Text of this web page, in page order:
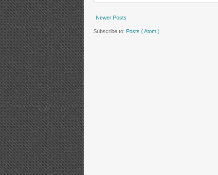
Newer Posts
Subscribe to: Posts ( Atom )